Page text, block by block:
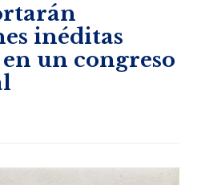
inéditas
un congreso